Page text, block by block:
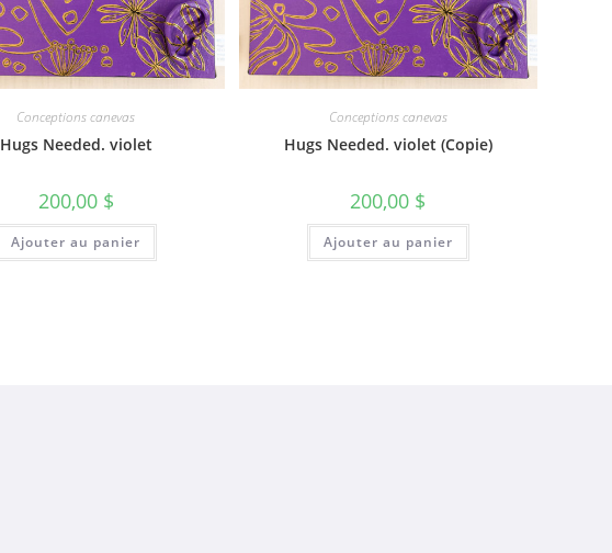
Conceptions canevas
Hugs Needed. violet
200,00 $
Ajouter au panier
Conceptions canevas
Hugs Needed. violet (Copie)
200,00 $
Ajouter au panier